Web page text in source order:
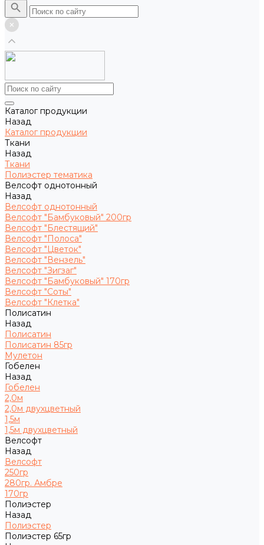
Каталог продукции
Назад
Каталог продукции
Ткани
Назад
Ткани
Полиэстер тематика
Велсофт однотонный
Назад
Велсофт однотонный
Велсофт "Бамбуковый" 200гр
Велсофт "Блестящий"
Велсофт "Полоса"
Велсофт "Цветок"
Велсофт "Вензель"
Велсофт "Зигзаг"
Велсофт "Бамбуковый" 170гр
Велсофт "Соты"
Велсофт "Клетка"
Полисатин
Назад
Полисатин
Полисатин 85гр
Мулетон
Гобелен
Назад
Гобелен
2,0м
2,0м двухцветный
1,5м
1,5м двухцветный
Велсофт
Назад
Велсофт
250гр
280гр. Амбре
170гр
Полиэстер
Назад
Полиэстер
Полиэстер 65гр